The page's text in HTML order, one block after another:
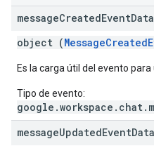
messageCreatedEventData
object (
Es la carga útil del evento para
Tipo de evento:
messageUpdatedEventData